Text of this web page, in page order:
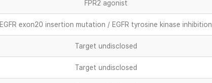
FPR2 agonist
EGFR exon20 insertion mutation / EGFR tyrosine kinase inhibition
Target undisclosed
Target undisclosed